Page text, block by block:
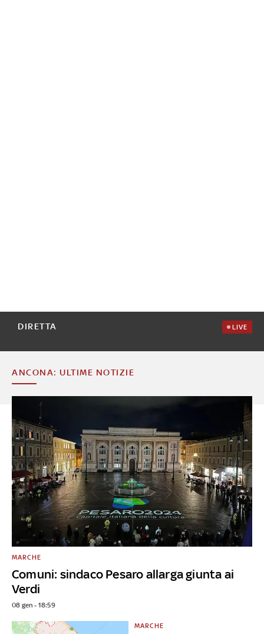
DIRETTA LIVE
ANCONA: ULTIME NOTIZIE
Comuni: sindaco Pesaro allarga giunta ai
Verdi
MARCHE
08 gen - 18:59
MARCHE